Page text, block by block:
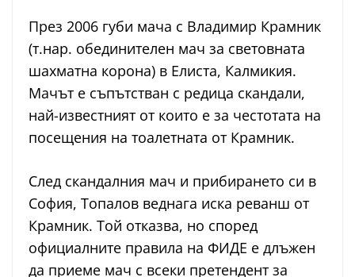
През 2006 губи мача с Владимир Крамник
(т.нар. обединителен мач за световната
шахматна корона) в Елиста, Калмикия.
Мачът е съпътстван с редица скандали,
най-известният от които е за честотата на
посещения на тоалетната от Крамник.
След скандалния мач и прибирането си в
София, Топалов веднага иска реванш от
Крамник. Той отказва, но според
официалните правила на ФИДЕ е длъжен
да приеме мач с всеки претендент за